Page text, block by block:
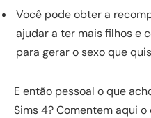
Você pode obter a
ajudar a ter mais filhos e
para gerar o sexo que
E então pessoal o que
Sims 4? Comentem aqui